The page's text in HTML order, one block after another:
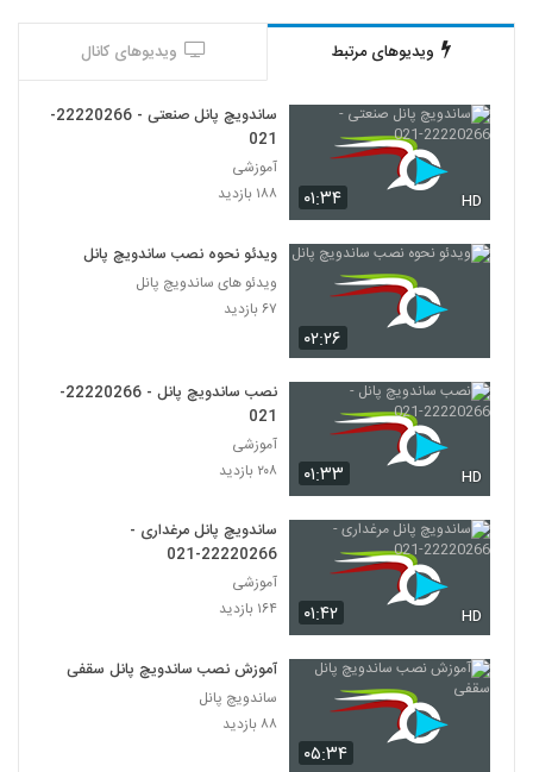
ویدیوهای مرتبط ویدیوهای کانال
۰۱:۳۴ HD
ساندویچ پانل صنعتی - 22220266-
021
آموزشی
۱۸۸ بازدید
۰۲:۲۶
ویدئو نحوه نصب ساندویچ پانل
ویدئو های ساندویچ پانل
۶۷ بازدید
۰۱:۳۳ HD
نصب ساندویچ پانل - 22220266-
021
آموزشی
۲۰۸ بازدید
۰۱:۴۲ HD
ساندویچ پانل مرغداری -
22220266-021
آموزشی
۱۶۴ بازدید
۰۵:۳۴
آموزش نصب ساندویچ پانل سقفی
ساندویچ پانل
۸۸ بازدید